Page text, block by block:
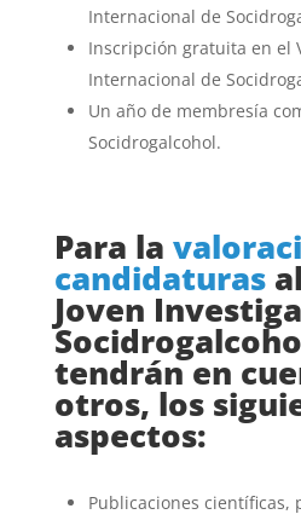
Internacional de
Inscripción gratuita en el
Internacional de
Un año de membresía
Socidrogalcohol.
Para la
candidaturas
Joven
tendrán en
otros, los
aspectos:
Publicaciones